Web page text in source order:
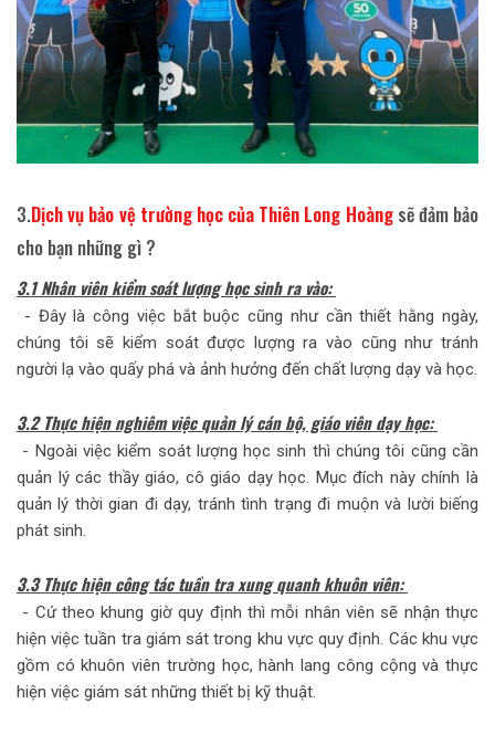
3.Dịch vụ bảo vệ trường học của Thiên Long Hoàngsẽ đảm bảo
cho bạn những gì ?
3.1 Nhân viên kiểm soát lượng học sinh ra vào:
- Đây là công việc bắt buộc cũng như cần thiết hằng ngày,
chúng tôi sẽ kiểm soát được lượng ra vào cũng như tránh
người lạ vào quấy phá và ảnh hưởng đến chất lượng dạy và học.
3.2 Thực hiện nghiêm việc quản lý cán bộ, giáo viên dạy học:
- Ngoài việc kiểm soát lượng học sinh thì chúng tôi cũng cần
quản lý các thầy giáo, cô giáo dạy học. Mục đích này chính là
quản lý thời gian đi dạy, tránh tình trạng đi muộn và lười biếng
phát sinh.
3.3 Thực hiện công tác tuần tra xung quanh khuôn viên:
- Cứ theo khung giờ quy định thì mỗi nhân viên sẽ nhận thực
hiện việc tuần tra giám sát trong khu vực quy định. Các khu vực
gồm có khuôn viên trường học, hành lang công cộng và thực
hiện việc giám sát những thiết bị kỹ thuật.